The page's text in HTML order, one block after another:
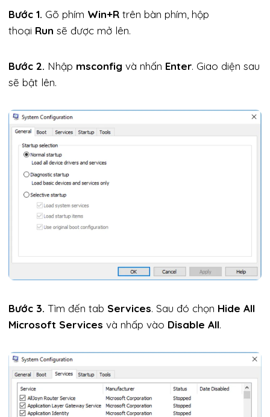
Bước 1. Gõ phím Win+R trên bàn phím, hộp
thoại Run sẽ được mở lên.
Bước 2. Nhập msconfig và nhấn Enter. Giao diện sau
sẽ bật lên.
Bước 3. Tìm đến tab Services. Sau đó chọn Hide All
Microsoft Services và nhấp vào Disable All.